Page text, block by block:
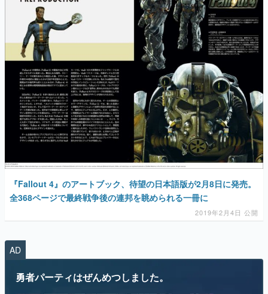
『Fallout 4』のアートブック、待望の日本語版が2月8日に発売。
全368ページで最終戦争後の連邦を眺められる一冊に
2019年2月4日 公開
AD
勇者パーティはぜんめつしました。